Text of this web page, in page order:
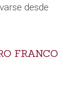
desde
FRANCO